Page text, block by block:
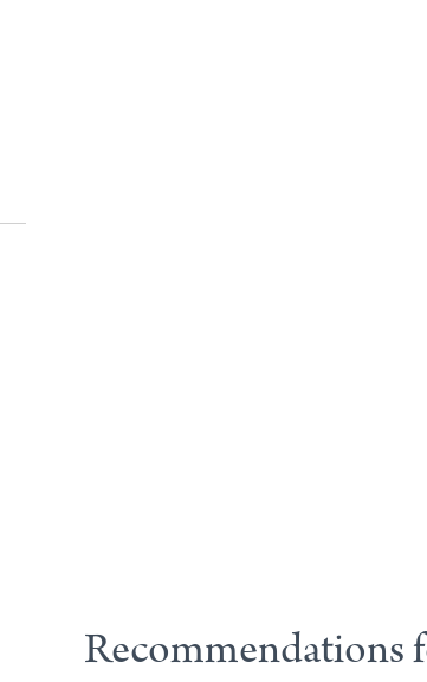
Recommendations